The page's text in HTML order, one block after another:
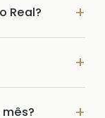
Real?